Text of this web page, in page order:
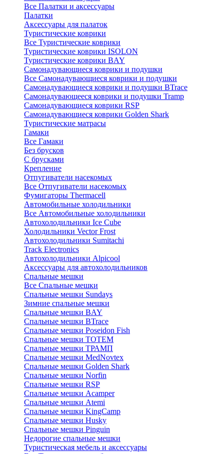
Все Палатки и аксессуары
Палатки
Аксессуары для палаток
Туристические коврики
Все Туристические коврики
Туристические коврики ISOLON
Туристические коврики BAY
Самонадувающиеся коврики и подушки
Все Самонадувающиеся коврики и подушки
Самонадувающиеся коврики и подушки BTrace
Самонадувающееся коврики и подушки Tramp
Самонадувающиеся коврики RSP
Самонадувающиеся коврики Golden Shark
Туристические матрасы
Гамаки
Все Гамаки
Без брусков
С брусками
Крепление
Отпугиватели насекомых
Все Отпугиватели насекомых
Фумигаторы Thermacell
Автомобильные холодильники
Все Автомобильные холодильники
Автохолодильники Ice Cube
Холодильники Vector Frost
Автохолодильники Sumitachi
Track Electronics
Автохолодильники Alpicool
Аксессуары для автохолодильников
Спальные мешки
Все Спальные мешки
Спальные мешки Sundays
Зимние спальные мешки
Спальные мешки BAY
Спальные мешки BTrace
Спальные мешки Poseidon Fish
Спальные мешки ТОТЕМ
Спальные мешки ТРАМП
Cпальные мешки MedNovtex
Спальные мешки Golden Shark
Спальные мешки Norfin
Спальные мешки RSP
Спальные мешки Acamper
Спальные мешки Atemi
Спальные мешки KingCamp
Спальные мешки Husky
Спальные мешки Pinguin
Недорогие спальные мешки
Туристическая мебель и аксессуары